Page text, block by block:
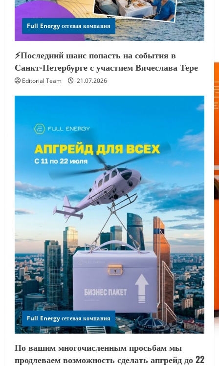
Full Energy сетевая компания
⚡️Последний шанс попасть на события в
Санкт-Петербурге с участием Вячеслава Тере
Editorial Team 21.07.2026
Full Energy сетевая компания
По вашим многочисленным просьбам мы
продлеваем возможность сделать апгрейд до 22